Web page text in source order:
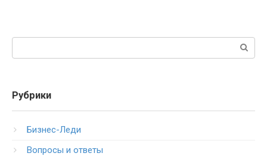
Рубрики
Бизнес-Леди
Вопросы и ответы